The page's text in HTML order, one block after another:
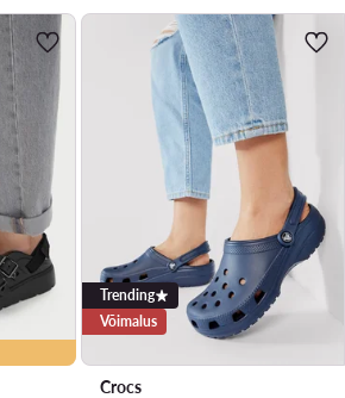
Trending
Võimalus
Crocs